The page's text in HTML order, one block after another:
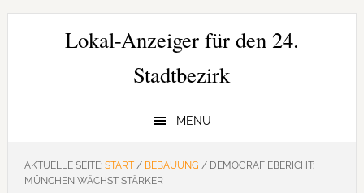
Zur
Hauptnavigation
Zum
Zur
SeitenspalteLokal-Anzeiger für den 24.
Stadtbezirk
MENU
AKTUELLE SEITE: START / BEBAUUNG /DEMOGRAFIEBERICHT:
MÜNCHEN WÄCHST STÄRKER